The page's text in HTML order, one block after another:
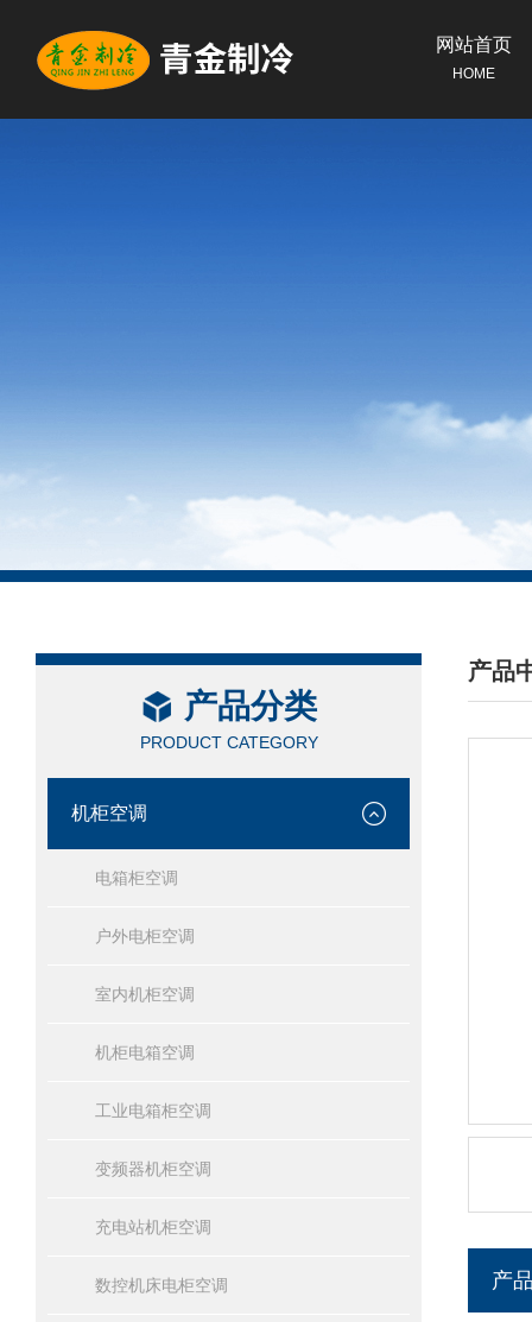
网站首页
HOME
产品分类
PRODUCT CATEGORY
机柜空调
电箱柜空调
户外电柜空调
室内机柜空调
机柜电箱空调
工业电箱柜空调
变频器机柜空调
充电站机柜空调
数控机床电柜空调
产品
/
产